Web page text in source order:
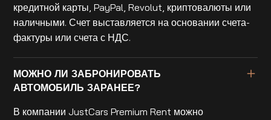
кредитной карты, PayPal, Revolut, криптовалюты или
наличными. Счет выставляется на основании счета-
фактуры или счета с НДС.
МОЖНО ЛИ ЗАБРОНИРОВАТЬ
АВТОМОБИЛЬ ЗАРАНЕЕ?
В компании JustCars Premium Rent можно